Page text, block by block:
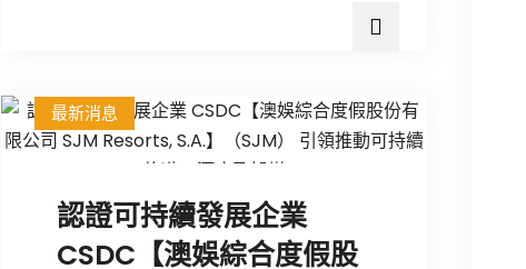
最新消息
認證可持續發展企業
CSDC【澳娛綜合度假股